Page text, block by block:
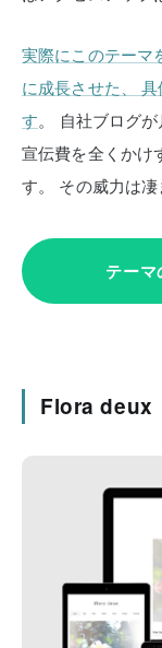
実際にこのテーマ
に成長させた、
具
す。
自社ブログ
宣伝費を全くかけ
す。
その威力は凄
テー
Flora deux